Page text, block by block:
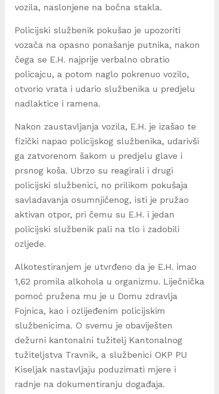
vozila, naslonjene na bočna stakla.
Policijski službenik pokušao je upozoriti
vozača na opasno ponašanje putnika, nakon
čega se E.H. najprije verbalno obratio
policajcu, a potom naglo pokrenuo vozilo,
otvorio vrata i udario službenika u predjelu
nadlaktice i ramena.
Nakon zaustavljanja vozila, E.H. je izašao te
fizički napao policijskog službenika, udarivši
ga zatvorenom šakom u predjelu glave i
prsnog koša. Ubrzo su reagirali i drugi
policijski službenici, no prilikom pokušaja
savladavanja osumnjičenog, isti je pružao
aktivan otpor, pri čemu su E.H. i jedan
policijski službenik pali na tlo i zadobili
ozljede.
Alkotestiranjem je utvrđeno da je E.H. imao
1,62 promila alkohola u organizmu. Liječnička
pomoć pružena mu je u Domu zdravlja
Fojnica, kao i ozlijeđenim policijskim
službenicima. O svemu je obaviješten
dežurni kantonalni tužitelj Kantonalnog
tužiteljstva Travnik, a službenici OKP PU
Kiseljak nastavljaju poduzimati mjere i
radnje na dokumentiranju događaja.